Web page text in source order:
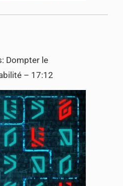
Dompter le
– 17:12